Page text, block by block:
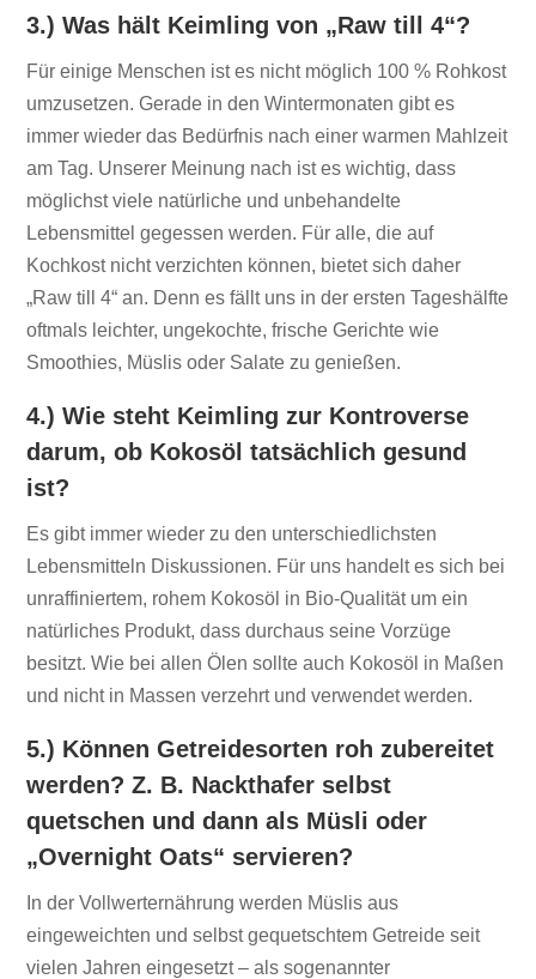
3.) Was hält Keimling von „Raw till 4“?
Für einige Menschen ist es nicht möglich 100 % Rohkost
umzusetzen. Gerade in den Wintermonaten gibt es
immer wieder das Bedürfnis nach einer warmen Mahlzeit
am Tag. Unserer Meinung nach ist es wichtig, dass
möglichst viele natürliche und unbehandelte
Lebensmittel gegessen werden. Für alle, die auf
Kochkost nicht verzichten können, bietet sich daher
„Raw till 4“ an. Denn es fällt uns in der ersten Tageshälfte
oftmals leichter, ungekochte, frische Gerichte wie
Smoothies, Müslis oder Salate zu genießen.
4.) Wie steht Keimling zur Kontroverse
darum, ob Kokosöl tatsächlich gesund
ist?
Es gibt immer wieder zu den unterschiedlichsten
Lebensmitteln Diskussionen. Für uns handelt es sich bei
unraffiniertem, rohem Kokosöl in Bio-Qualität um ein
natürliches Produkt, dass durchaus seine Vorzüge
besitzt. Wie bei allen Ölen sollte auch Kokosöl in Maßen
und nicht in Massen verzehrt und verwendet werden.
5.) Können Getreidesorten roh zubereitet
werden? Z. B. Nackthafer selbst
quetschen und dann als Müsli oder
„Overnight Oats“ servieren?
In der Vollwerternährung werden Müslis aus
eingeweichten und selbst gequetschtem Getreide seit
vielen Jahren eingesetzt – als sogenannter